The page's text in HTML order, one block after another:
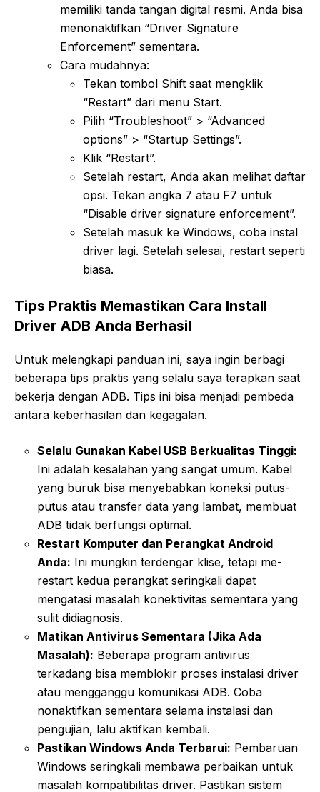
memiliki tanda tangan digital resmi. Anda bisa
menonaktifkan “Driver Signature
Enforcement” sementara.
Cara mudahnya:
Tekan tombol Shift saat mengklik
“Restart” dari menu Start.
Pilih “Troubleshoot” > “Advanced
options” > “Startup Settings”.
Klik “Restart”.
Setelah restart, Anda akan melihat daftar
opsi. Tekan angka 7 atau F7 untuk
“Disable driver signature enforcement”.
Setelah masuk ke Windows, coba instal
driver lagi. Setelah selesai, restart seperti
biasa.
Tips Praktis Memastikan Cara Install
Driver ADB Anda Berhasil
Untuk melengkapi panduan ini, saya ingin berbagi
beberapa tips praktis yang selalu saya terapkan saat
bekerja dengan ADB. Tips ini bisa menjadi pembeda
antara keberhasilan dan kegagalan.
Selalu Gunakan Kabel USB Berkualitas Tinggi:
Ini adalah kesalahan yang sangat umum. Kabel
yang buruk bisa menyebabkan koneksi putus-
putus atau transfer data yang lambat, membuat
ADB tidak berfungsi optimal.
Restart Komputer dan Perangkat Android
Anda: Ini mungkin terdengar klise, tetapi me-
restart kedua perangkat seringkali dapat
mengatasi masalah konektivitas sementara yang
sulit didiagnosis.
Matikan Antivirus Sementara (Jika Ada
Masalah): Beberapa program antivirus
terkadang bisa memblokir proses instalasi driver
atau mengganggu komunikasi ADB. Coba
nonaktifkan sementara selama instalasi dan
pengujian, lalu aktifkan kembali.
Pastikan Windows Anda Terbarui: Pembaruan
Windows seringkali membawa perbaikan untuk
masalah kompatibilitas driver. Pastikan sistem